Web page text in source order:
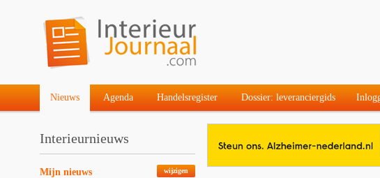
Nieuws Agenda Handelsregister Dossier: leveranciergids
Interieurnieuws
wijzigen
Mijn nieuws